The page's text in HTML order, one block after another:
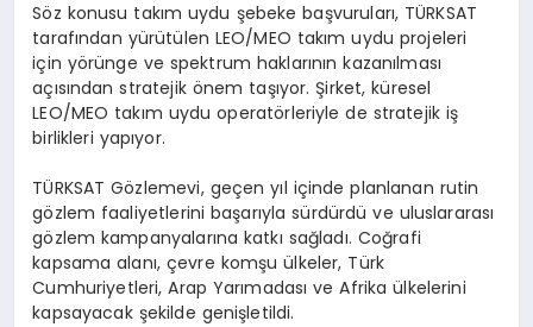
Söz konusu takım uydu şebeke başvuruları, TÜRKSAT
tarafından yürütülen LEO/MEO takım uydu projeleri
için yörünge ve spektrum haklarının kazanılması
açısından stratejik önem taşıyor. Şirket, küresel
LEO/MEO takım uydu operatörleriyle de stratejik iş
birlikleri yapıyor.
TÜRKSAT Gözlemevi, geçen yıl içinde planlanan rutin
gözlem faaliyetlerini başarıyla sürdürdü ve uluslararası
gözlem kampanyalarına katkı sağladı. Coğrafi
kapsama alanı, çevre komşu ülkeler, Türk
Cumhuriyetleri, Arap Yarımadası ve Afrika ülkelerini
kapsayacak şekilde genişletildi.